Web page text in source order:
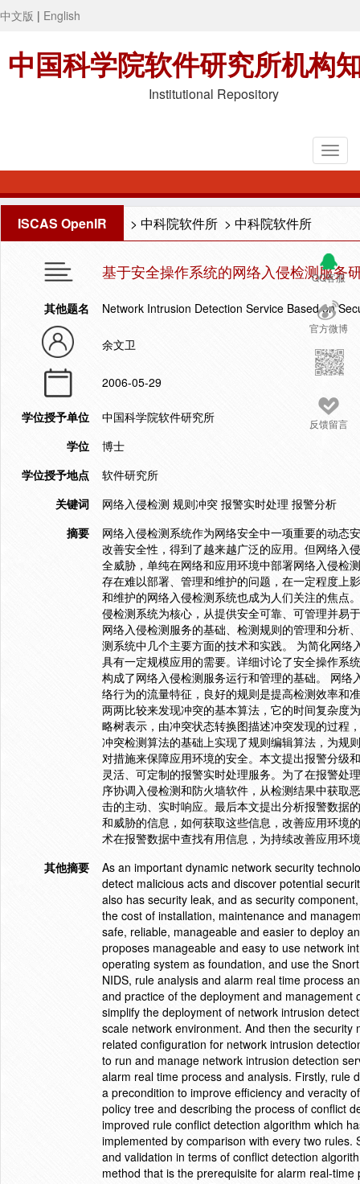
中文版 | English
中国科学院软件研究所机构
Institutional Repository
ISCAS OpenIR > 中科院软件所 > 中科院软件所
QQ客服
官方微博
反馈留言
基于安全操作系统的网络入侵检测服务
其他题名 Network Intrusion Detection Service Based on
余文卫
2006-05-29
学位授予单位
中国科学院软件研究所
学位
博士
学位授予地点
软件研究所
关键词
网络入侵检测 规则冲突 报警实时处理 报警分析
摘要
网络入侵检测系统作为网络安全中一项重要的动态
改善安全性，得到了越来越广泛的应用。但网络入
全威胁，单纯在网络和应用环境中部署网络入侵检
存在难以部署、管理和维护的问题，在一定程度上
和维护的网络入侵检测系统也成为人们关注的焦点
侵检测系统为核心，从提供安全可靠、可管理并易
网络入侵检测服务的基础、检测规则的管理和分析
测系统中几个主要方面的技术和实践。 为简化网
具有一定规模应用的需要。详细讨论了安全操作系
构成了网络入侵检测服务运行和管理的基础。 网
络行为的流量特征，良好的规则是提高检测效率和
两两比较来发现冲突的基本算法，它的时间复杂度
略树表示，由冲突状态转换图描述冲突发现的过程
冲突检测算法的基础上实现了规则编辑算法，为规
对措施来保障应用环境的安全。本文提出报警分级
灵活、可定制的报警实时处理服务。为了在报警处
序协调入侵检测和防火墙软件，从检测结果中获取
击的主动、实时响应。最后本文提出分析报警数据
和威胁的信息，如何获取这些信息，改善应用环境
术在报警数据中查找有用信息，为持续改善应用环
其他摘要
As an important dynamic network security
detect malicious acts and discover potential
also has security leak, and as security
the cost of installation, maintenance and
safe, reliable, manageable and easier to deploy
proposes manageable and easy to use network
operating system as foundation, and use the
NIDS, rule analysis and alarm real time process
and practice of the deployment and
simplify the deployment of network intrusion
scale network environment. And then the
related configuration for network intrusion
to run and manage network intrusion detection
alarm real time process and analysis. Firstly, rule
a precondition to improve efficiency and veracity
policy tree and describing the process of conflict
improved rule conflict detection algorithm which
implemented by comparison with every two
and validation in terms of conflict detection
method that is the prerequisite for alarm real-